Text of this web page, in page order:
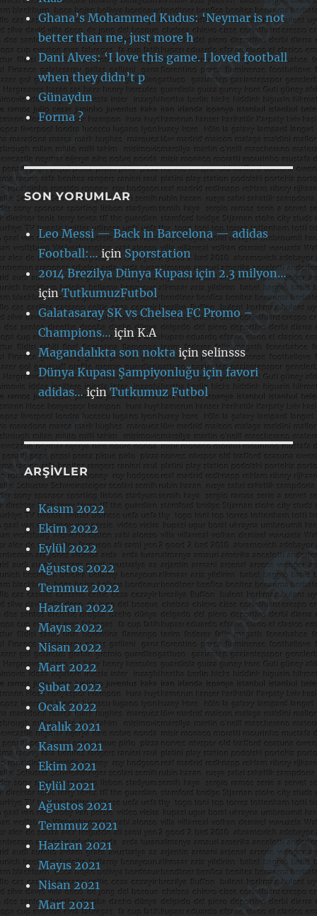
Ghana’s Mohammed Kudus: ‘Neymar is not
better than me, just more h
Dani Alves: ‘I love this game. I loved football
when they didn’t p
Günaydın
Forma ?
SON YORUMLAR
Leo Messi — Back in Barcelona — adidas
Football:…için Sporstation
2014 Brezilya Dünya Kupası için 2.3 milyon…
içinTutkumuzFutbol
Galatasaray SK vs Chelsea FC Promo –
Champions…içinK.A
Magandalıkta son noktaiçin selinsss
Dünya Kupası Şampiyonluğu için favori
adidas…içinTutkumuz Futbol
ARŞIVLER
Kasım 2022
Ekim 2022
Eylül 2022
Ağustos 2022
Temmuz 2022
Haziran 2022
Mayıs 2022
Nisan 2022
Mart 2022
Şubat 2022
Ocak 2022
Aralık 2021
Kasım 2021
Ekim 2021
Eylül 2021
Ağustos 2021
Temmuz 2021
Haziran 2021
Mayıs 2021
Nisan 2021
Mart 2021